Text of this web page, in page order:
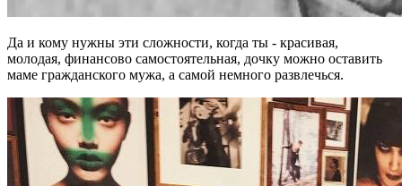
Да и кому нужны эти сложности, когда ты - красивая,
молодая, финансово самостоятельная, дочку можно оставить
маме гражданского мужа, а самой немного развлечься.